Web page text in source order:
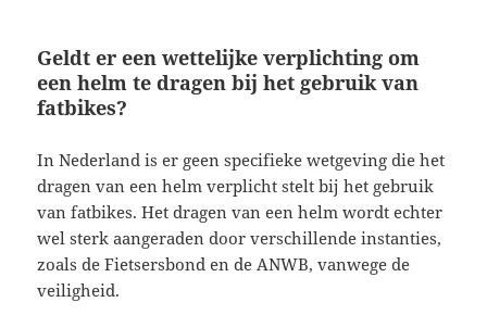
Geldt er een wettelijke verplichting om
een helm te dragen bij het gebruik van
fatbikes?
In Nederland is er geen specifieke wetgeving die het
dragen van een helm verplicht stelt bij het gebruik
van fatbikes. Het dragen van een helm wordt echter
wel sterk aangeraden door verschillende instanties,
zoals de Fietsersbond en de ANWB, vanwege de
veiligheid.